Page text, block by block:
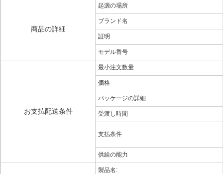
商品の詳細
起源の場所
ブランド名
証明
モデル番号
お支払配送条件
最小注文数量
価格
パッケージの詳細
受渡し時間
支払条件
供給の能力
製品名: